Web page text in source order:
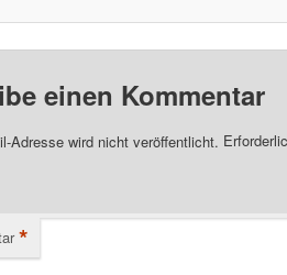
einen Kommentar
Adresse wird nicht veröffentlicht.
*